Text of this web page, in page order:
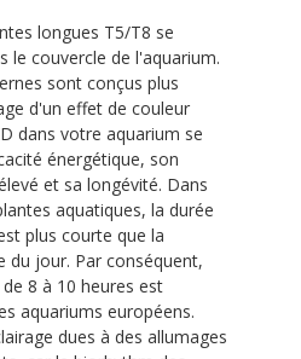
longues T5/T8 se
le couvercle de l'aquarium.
sont conçus plus
d'un effet de couleur
dans votre aquarium se
énergétique, son
et sa longévité. Dans
aquatiques, la durée
plus courte que la
du jour. Par conséquent,
8 à 10 heures est
aquariums européens.
dues à des allumages